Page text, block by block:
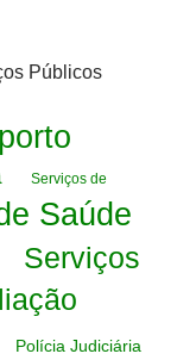
Públicos
Serviços de
Saúde
Serviços
Polícia Judiciária